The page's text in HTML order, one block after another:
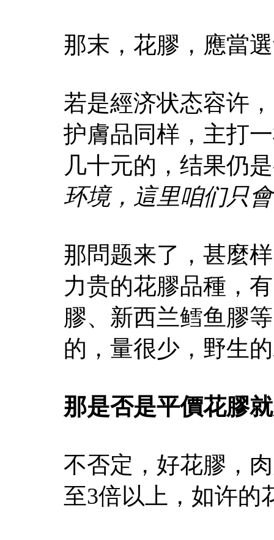
那末，花膠，應當
若是經济状态容许
护膚品同样，主打
几十元的，结果仍
环境，這里咱们只
那問题来了，甚麼
力贵的花膠品種，
膠、新西兰鳕鱼膠
的，量很少，野生
那是否是平價花膠
不否定，好花膠，
至3倍以上，如许的